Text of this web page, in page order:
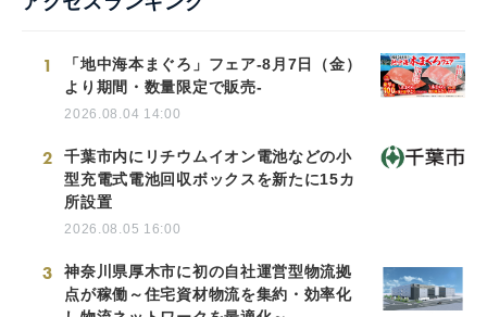
1
「地中海本まぐろ」フェア-8月7日（金）
より期間・数量限定で販売-
2026.08.04 14:00
2
千葉市内にリチウムイオン電池などの小
型充電式電池回収ボックスを新たに15カ
所設置
2026.08.05 16:00
3
神奈川県厚木市に初の自社運営型物流拠
点が稼働～住宅資材物流を集約・効率化